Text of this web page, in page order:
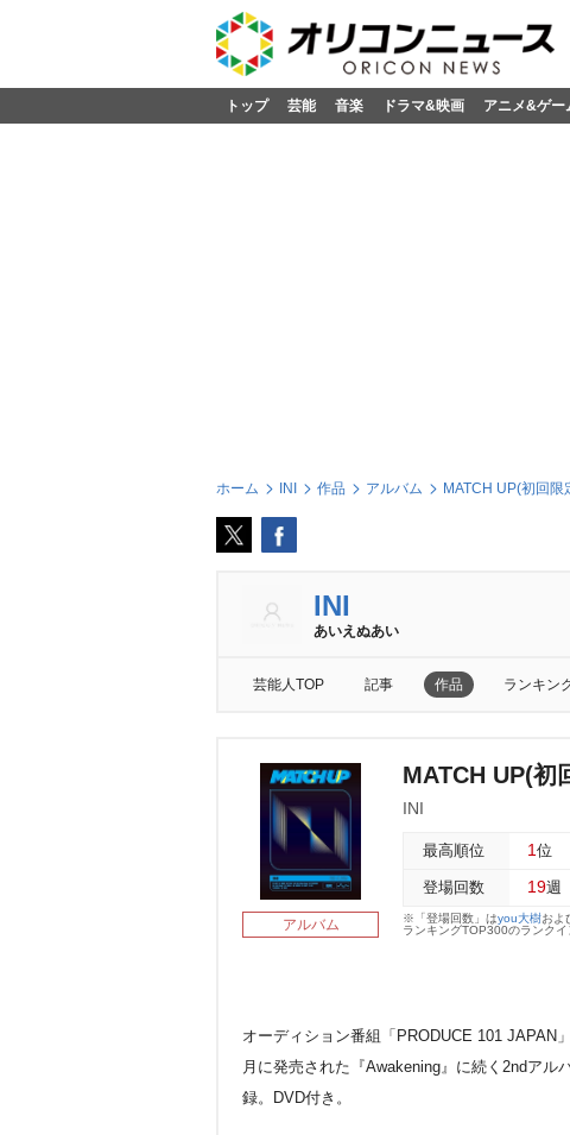
トップ 芸能 音楽 ドラマ&映画 アニメ&ゲー
ホーム INI 作品 アルバム MATCH UP(初回限
INI
あいえぬあい
芸能人TOP 記事 作品 ランキン
アルバム
MATCH UP(初
INI
最高順位 1 位
登場回数 19週
※「登場回数」はyou大樹およ
ランキングTOP300のランクイ
オーディション番組「PRODUCE 101 JAPAN
月に発売された『Awakening』に続く2ndアル
録。DVD付き。